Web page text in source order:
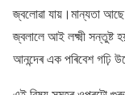
জ্বলোৱা যায়।মান্যতা আছে
জ্বলালে আই লক্ষ্মী
আনন্দেৰ এক পৰিবেশ গঢ়ি